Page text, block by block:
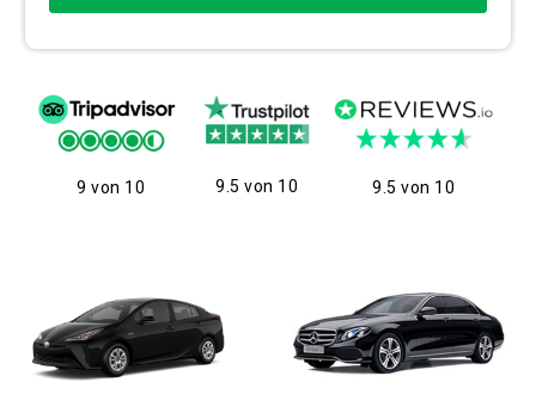
9 von 10 9.5 von 10 9.5 von 10